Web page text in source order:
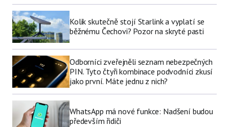
Kolik skutečně stojí Starlink a vyplatí se
běžnému Čechovi? Pozor na skryté pasti
Odborníci zveřejněli seznam nebezpečných
PIN. Tyto čtyři kombinace podvodníci zkusí
jako první. Máte jednu z nich?
WhatsApp má nové funkce: Nadšení budou
především řidiči